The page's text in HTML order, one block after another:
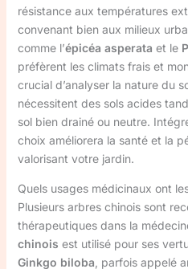
résistance aux températures
convenant bien aux milieux
comme l’épicéa asperata et le
préfèrent les climats frais et
crucial d’analyser la nature du
nécessitent des sols acides
sol bien drainé ou neutre.
choix améliorera la santé et la
valorisant votre jardin.
Quels usages médicinaux ont
Plusieurs arbres chinois sont
thérapeutiques dans la
chinois est utilisé pour ses
Ginkgo biloba , parfois appelé